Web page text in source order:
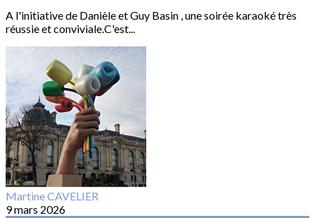
A l'initiative de Danièle et Guy Basin , une soirée karaoké très
réussie et conviviale.C'est...
Martine CAVELIER
9 mars 2026